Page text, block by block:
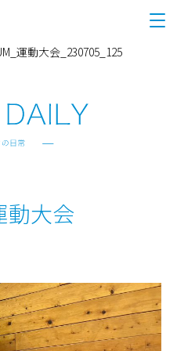
運動大会_230705_125
動大会